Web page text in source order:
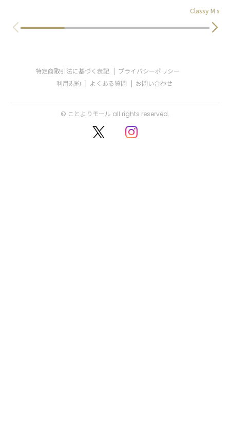
Classy M
特定商取引法に基づく表記
プライバシーポリシー
利用規約
よくある質問 お問い合わせ
© ことよりモール all rights reserved.